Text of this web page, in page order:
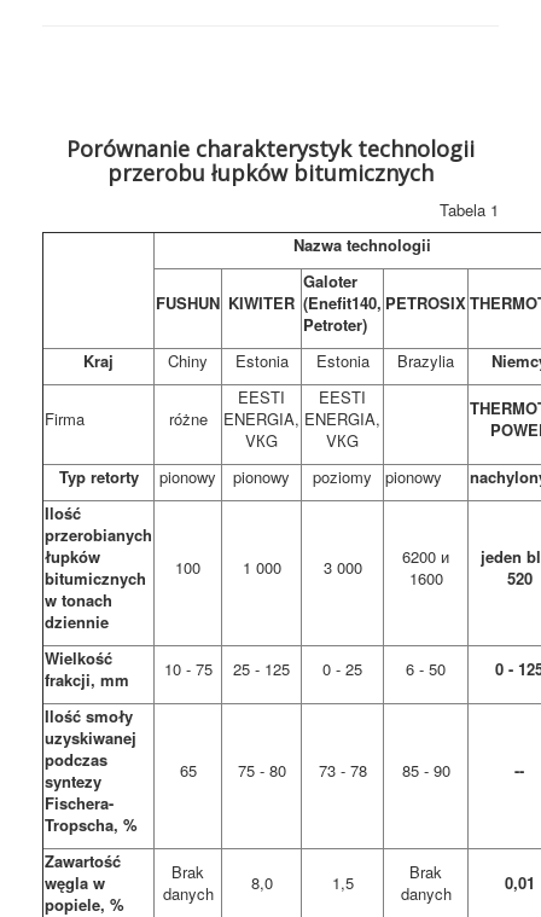
Porównanie charakterystyk technologii
przerobu łupków bitumicznych
Tabela 1
Nazwa technologii
FUSHUN KIWITER
Galoter
(Enefit140,
Petroter)
PETROSIX
Kraj Chiny Estonia Estonia Brazylia
Firma różne
EESTI
ENERGIA,
VКG
EESTI
ENERGIA,
VКG
Typ retorty pionowy pionowy poziomy pionowy
Ilość
przerobianych
łupków
bitumicznych
w tonach
dziennie
100 1 000 3 000
6200 и
1600
jeden
520
Wielkość
frakcji, mm 10 - 75 25 - 125 0 - 25 6 - 50 0 -
Ilość smoły
uzyskiwanej
podczas
syntezy
Fischera-
Tropscha, %
65 75 - 80 73 - 78 85 - 90 --
Zawartość
węgla w
popiele, %
Brak
danych
8,0 1,5
Brak
danych
0,01